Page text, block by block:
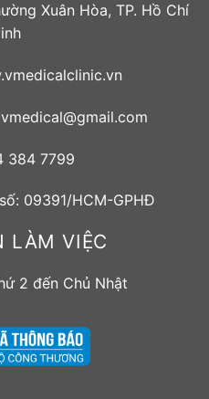
Xuân Hòa, TP. Hồ Chí
384 7799
09391/HCM-GPHĐ
LÀM VIỆC
2 đến Chủ Nhật